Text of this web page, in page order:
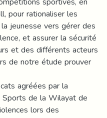
pour rationaliser les
jeunesse vers gérer des
et assurer la sécurité
et des différents acteurs
de notre étude prouver
agréées par la
de la Wilayat de
lors des